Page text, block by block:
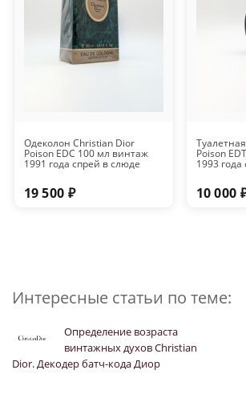
Одеколон Christian Dior
Poison EDC 100 мл винтаж
1991 года спрей в слюде
19 500 ₽
Poison
1993 года
10 000
Интересные статьи по теме:
Определение возраста
винтажных духов Christian
Dior. Декодер батч-кода Диор